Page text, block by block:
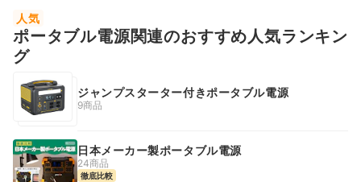
人気
ポータブル電源関連のおすすめ人気ランキン
グ
ジャンプスターター付きポータブル電源
9商品
日本メーカー製ポータブル電源
24商品
徹底比較